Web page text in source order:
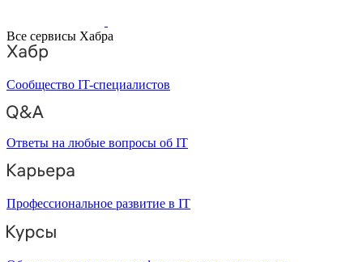
Все сервисы Хабра
Сообщество IT-специалистов
Ответы на любые вопросы об IT
Профессиональное развитие в IT